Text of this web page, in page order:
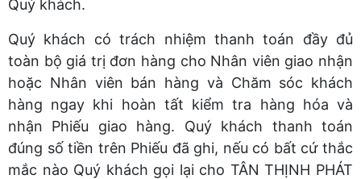
Quý khách.
Quý khách có trách nhiệm thanh toán đầy đủ
toàn bộ giá trị đơn hàng cho Nhân viên giao nhận
hoặc Nhân viên bán hàng và Chăm sóc khách
hàng ngay khi hoàn tất kiểm tra hàng hóa và
nhận Phiếu giao hàng. Quý khách thanh toán
đúng số tiền trên Phiếu đã ghi, nếu có bất cứ thắc
mắc nào Quý khách gọi lại cho TÂN THỊNH PHÁT